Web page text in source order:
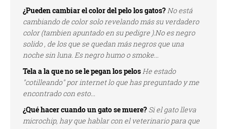
¿Pueden cambiar el color del pelo los gatos?No está
cambiando de color solo revelando más su verdadero
color (tambien apuntado en su pedigre ).No es negro
solido , de los que se quedan más negros que una
noche sin luna. Es negro humo o smoke...
Tela a la que no se le pegan los pelosHe estado
"cotilleando" por internet lo que has preguntado y me
encontrado con esto...
¿Qué hacer cuando un gato se muere? Si el gato lleva
microchip, hay que hablar con el veterinario para que